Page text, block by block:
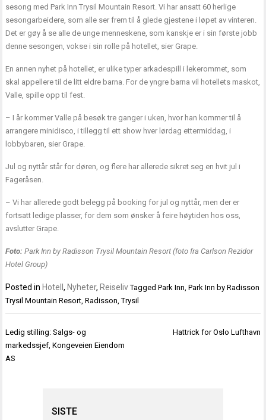
sesong med Park Inn Trysil Mountain Resort. Vi har ansatt 60 herlige
sesongarbeidere, som alle ser frem til å glede gjestene i løpet av vinteren.
Det er gøy å se alle de unge menneskene, som kanskje er i sin første jobb
denne sesongen, vokse i sin rolle på hotellet, sier Grape.
En annen nyhet på hotellet, er ulike typer arkadespill i lekerommet, som
skal appellere til de litt eldre barna. For de yngre barna vil hotellets maskot,
Valle, spille opp til fest.
– I år kommer Valle på besøk tre ganger i uken, hvor han kommer til å
arrangere minidisco, i tillegg til ett show hver lørdag ettermiddag, i
lobbybaren, sier Grape.
Jul og nyttår står for døren, og flere har allerede sikret seg en hvit jul i
Fageråsen.
– Vi har allerede godt belegg på booking for jul og nyttår, men der er
fortsatt ledige plasser, for dem som ønsker å feire høytiden hos oss,
avslutter Grape.
Foto: Park Inn by Radisson Trysil Mountain Resort (foto fra Carlson Rezidor
Hotel Group)
Posted in Hotell, Nyheter, Reiseliv TaggedPark Inn,Park Inn by Radisson
Trysil Mountain Resort,Radisson,Trysil
Innleggsnavigasjon
Ledig stilling: Salgs- og
markedssjef, Kongeveien Eiendom
AS
Hattrick for Oslo Lufthavn
SISTE